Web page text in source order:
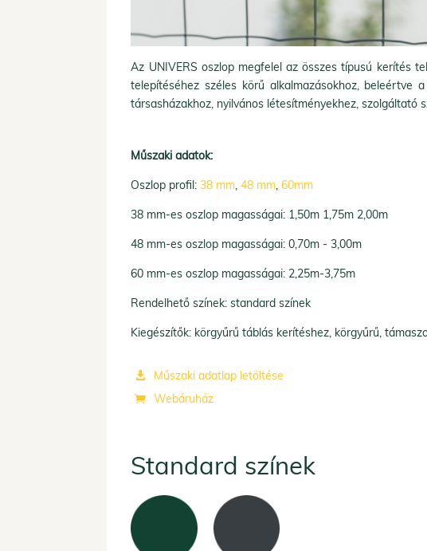
Az UNIVERS oszlop megfelel az összes típusú kerítés
telepítéséhez széles körű alkalmazásokhoz,
társasházakhoz, nyilvános létesítményekhez, szolgáltató
Műszaki adatok:
Oszlop profil: 38 mm,48 mm,60mm
38 mm-es oszlop magasságai: 1,50m 1,75m 2,00m
48 mm-es oszlop magasságai: 0,70m - 3,00m
60 mm-es oszlop magasságai: 2,25m-3,75m
Rendelhető színek: standard színek
Kiegészítők: körgyűrű táblás kerítéshez, körgyűrű,
 Műszaki adatlap letöltése
 Webáruház
Standard színek